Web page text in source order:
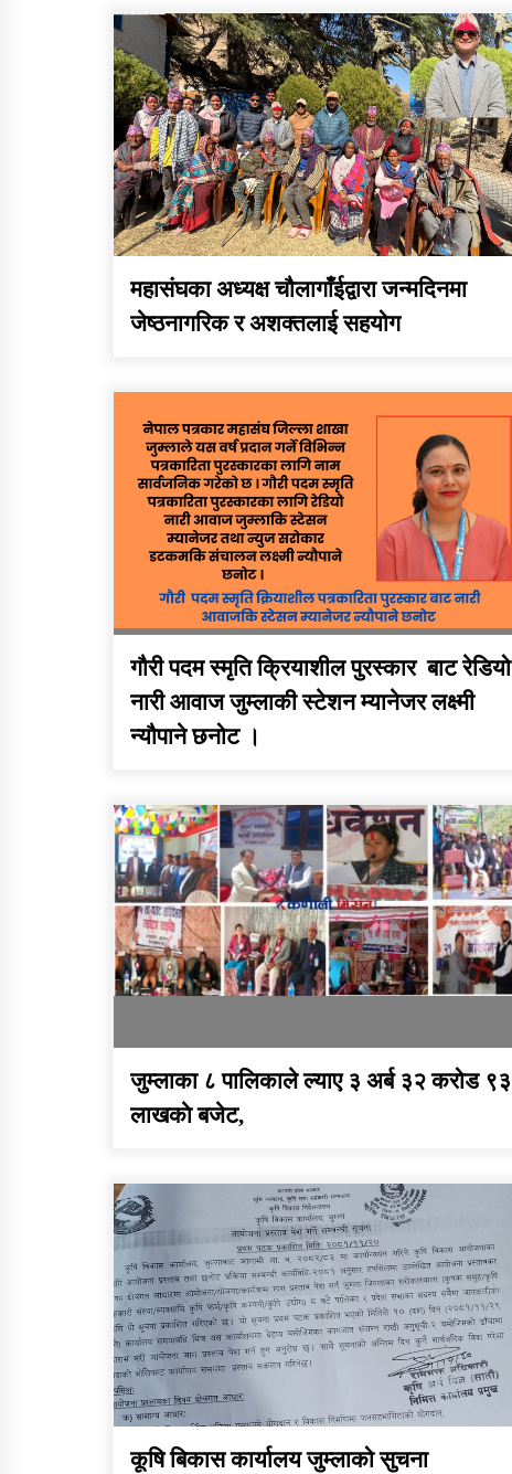
सुचना सन्देश
सामाजिक बिकास कार्यालय
जुम्लाकाे सुचना
तातोपानी गाउँपालिकाको
न्यायिक समिति सम्बन्धी
सन्देश
तातोपानी गाउँपालिका जुम्लाको
बालविवाह सन्देश
महासंघका अध्यक्ष चौलागाँईद्वारा जन्मदिनमा
जेष्ठनागरिक र अशक्तलाई सहयोग
गौरी पदम स्मृति क्रियाशील पुरस्कार बाट रेडियो
नारी आवाज जुम्लाकी स्टेशन म्यानेजर लक्ष्मी
न्यौपाने छनोट ।
जुम्लाका ८ पालिकाले ल्याए ३ अर्ब ३२ करोड ९३
लाखकाे बजेट,
कूषि बिकास कार्यालय जुम्लाको सुचना